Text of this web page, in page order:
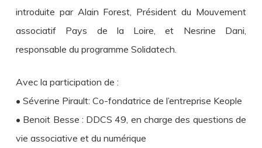
introduite par Alain Forest, Président du Mouvement
associatif Pays de la Loire, et Nesrine Dani,
responsable du programme Solidatech.
Avec la participation de :
• Séverine Pirault: Co-fondatrice de l’entreprise Keople
• Benoit Besse : DDCS 49, en charge des questions de
vie associative et du numérique